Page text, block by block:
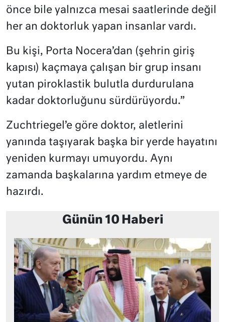
önce bile yalnızca mesai saatlerinde değil
her an doktorluk yapan insanlar vardı.
Bu kişi, Porta Nocera’dan (şehrin giriş
kapısı) kaçmaya çalışan bir grup insanı
yutan piroklastik bulutla durdurulana
kadar doktorluğunu sürdürüyordu.”
Zuchtriegel’e göre doktor, aletlerini
yanında taşıyarak başka bir yerde hayatını
yeniden kurmayı umuyordu. Aynı
zamanda başkalarına yardım etmeye de
hazırdı.
Günün 10 Haberi